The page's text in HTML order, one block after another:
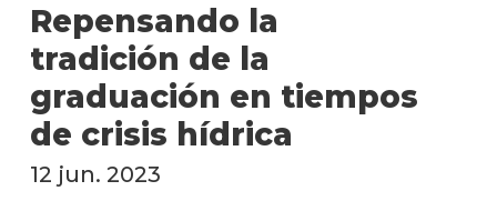
Repensando la
tradición de la
graduación en tiempos
de crisis hídrica
12 jun. 2023